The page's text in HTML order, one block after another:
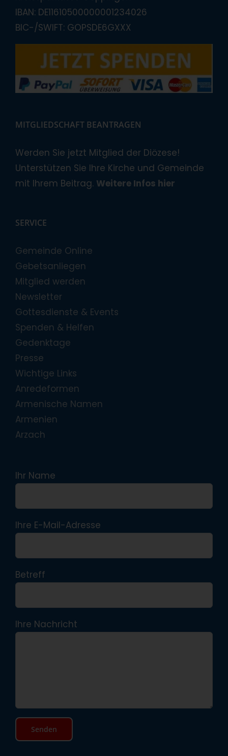
IBAN: DE11610500000001234026
BIC-/SWIFT: GOPSDE6GXXX
MITGLIEDSCHAFT BEANTRAGEN
Werden Sie jetzt Mitglied der Diözese!
Unterstützen Sie Ihre Kirche und Gemeinde
mit Ihrem Beitrag. Weitere Infos hier
SERVICE
Gemeinde Online
Gebetsanliegen
Mitglied werden
Newsletter
Gottesdienste & Events
Spenden & Helfen
Gedenktage
Presse
Wichtige Links
Anredeformen
Armenische Namen
Armenien
Arzach
Ihr Name
Ihre E-Mail-Adresse
Betreff
Ihre Nachricht